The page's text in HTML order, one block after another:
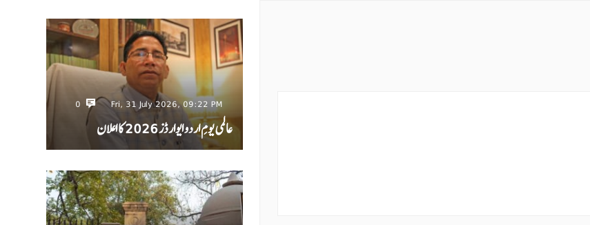
Fri, 31 July 2026, 09:22 PM
0
عالمی یومِ اردو ایوارڈز 2026 کا اعلان